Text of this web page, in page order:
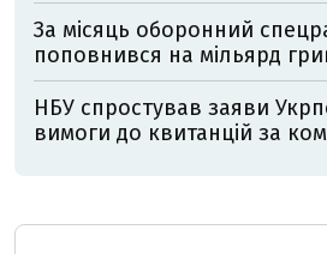
За місяць оборонний
поповнився на мільярд
НБУ спростував заяви
вимоги до квитанцій за